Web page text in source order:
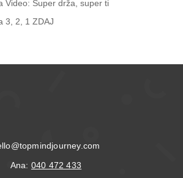
Video: Super drža, super ti
3, 2, 1 ZDAJ
Ana: 040 472 433